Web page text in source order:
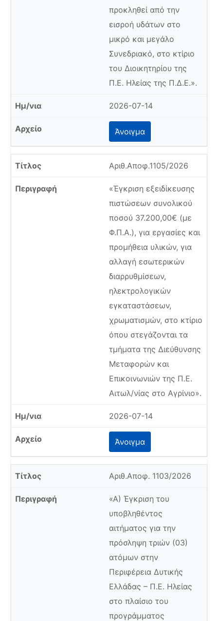
προκληθεί από την
εισροή υδάτων στο
μικρό και μεγάλο
Συνεδριακό, στο κτίριο
του Διοικητηρίου της
Π.Ε. Ηλείας της Π.Δ.Ε.».
2026-07-14
Άνοιγμα
Αριθ.Αποφ.1105/2026
«Έγκριση εξειδίκευσης
πιστώσεων συνολικού
ποσού 37.200,00€ (με
Φ.Π.Α.), για εργασίες και
προμήθεια υλικών, για
αλλαγή εσωτερικών
διαρρυθμίσεων,
ηλεκτρολογικών
εγκαταστάσεων,
χρωματισμών, στο κτίριο
όπου στεγάζονται τα
τμήματα της Διεύθυνσης
Μεταφορών και
Επικοινωνιών της Π.Ε.
Αιτωλ/νίας στο Αγρίνιο».
2026-07-14
Άνοιγμα
Αριθ.Αποφ. 1103/2026
«Α) Έγκριση του
υποβληθέντος
αιτήματος για την
πρόσληψη τριών (03)
ατόμων στην
Περιφέρεια Δυτικής
Ελλάδας – Π.Ε. Ηλείας
στο πλαίσιο του
προγράμματος